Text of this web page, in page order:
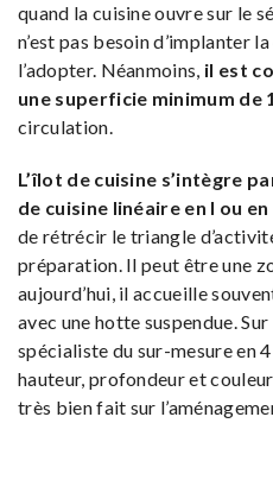
quand la cuisine ouvre sur le
n’est pas besoin d’implanter
l’adopter. Néanmoins, il est
une superficie minimum de
circulation.
L’îlot de cuisine s’intègre
de cuisine linéaire en I ou en
de rétrécir le triangle
préparation. Il peut être une
aujourd’hui, il accueille
avec une hotte suspendue.
spécialiste du sur-mesure en
hauteur, profondeur et
très bien fait sur